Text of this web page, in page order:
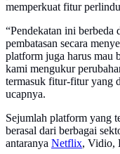
memperkuat fitur
“Pendekatan ini berbeda
pembatasan secara
platform juga harus mau
kami mengukur
termasuk fitur-fitur yang
ucapnya.
Sejumlah platform yang
berasal dari berbagai
antaranya Netflix, Vidio,